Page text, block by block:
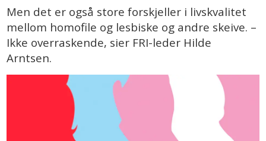
Men det er også store forskjeller i livskvalitet
mellom homofile og lesbiske og andre skeive. –
Ikke overraskende, sier FRI-leder Hilde
Arntsen.